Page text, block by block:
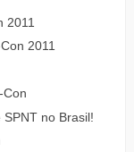
2011
2011
Con
no Brasil!